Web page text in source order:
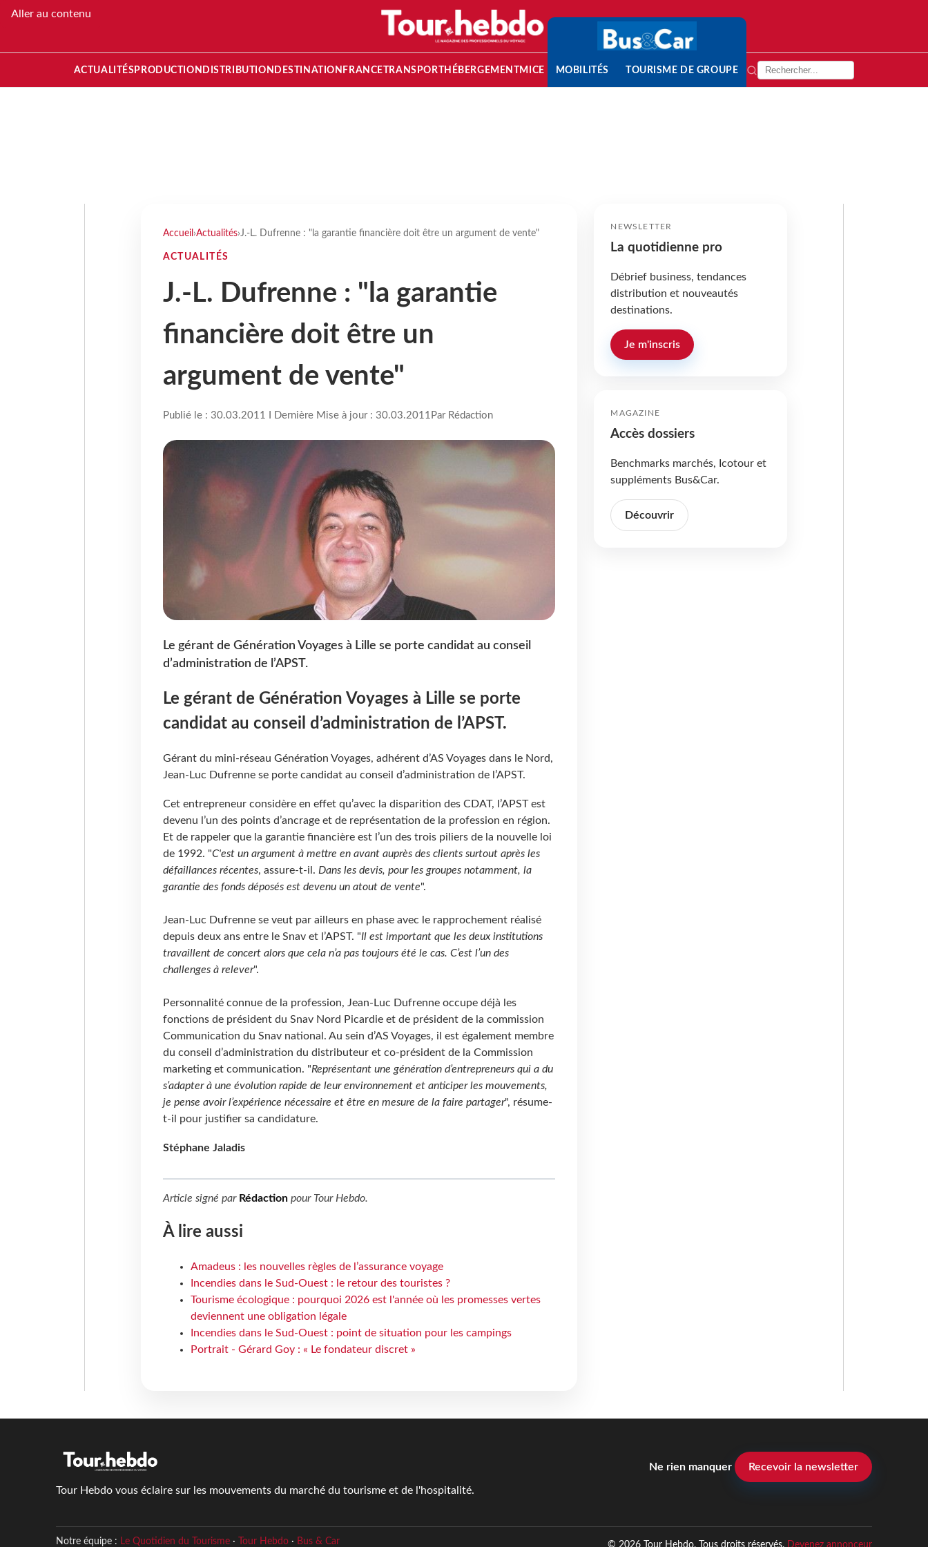
Aller au contenu
ACTUALITÉS PRODUCTION DISTRIBUTION DESTINATION FRANCETRANSPORT HÉBERGEMENTMICE MOBILITÉS TOURISME DE GROUPE
Accueil ›Actualités›J.-L. Dufrenne : "la garantie financière doit être un argument de vente"
ACTUALITÉS
J.-L. Dufrenne : "la garantie
financière doit être un
argument de vente"
Publié le : 30.03.2011 I Dernière Mise à jour : 30.03.2011 Par Rédaction
Le gérant de Génération Voyages à Lille se porte candidat au conseil
d’administration de l’APST.
Le gérant de Génération Voyages à Lille se porte
candidat au conseil d’administration de l’APST.
Gérant du mini-réseau Génération Voyages, adhérent d’AS Voyages dans le Nord,
Jean-Luc Dufrenne se porte candidat au conseil d’administration de l’APST.
Cet entrepreneur considère en effet qu’avec la disparition des CDAT, l’APST est
devenu l’un des points d’ancrage et de représentation de la profession en région.
Et de rappeler que la garantie financière est l’un des trois piliers de la nouvelle loi
de 1992. "C'est un argument à mettre en avant auprès des clients surtout après les
défaillances récentes, assure-t-il. Dans les devis, pour les groupes notamment, la
garantie des fonds déposés est devenu un atout de vente".
Jean-Luc Dufrenne se veut par ailleurs en phase avec le rapprochement réalisé
depuis deux ans entre le Snav et l’APST. "Il est important que les deux institutions
travaillent de concert alors que cela n’a pas toujours été le cas. C’est l’un des
challenges à relever".
Personnalité connue de la profession, Jean-Luc Dufrenne occupe déjà les
fonctions de président du Snav Nord Picardie et de président de la commission
Communication du Snav national. Au sein d’AS Voyages, il est également membre
du conseil d’administration du distributeur et co-président de la Commission
marketing et communication. "Représentant une génération d’entrepreneurs qui a du
s’adapter à une évolution rapide de leur environnement et anticiper les mouvements,
je pense avoir l’expérience nécessaire et être en mesure de la faire partager", résume-
t-il pour justifier sa candidature.
Stéphane Jaladis
Article signé par Rédactionpour Tour Hebdo.
À lire aussi
Amadeus : les nouvelles règles de l’assurance voyage
Incendies dans le Sud-Ouest : le retour des touristes ?
Tourisme écologique : pourquoi 2026 est l'année où les promesses vertes
deviennent une obligation légale
Incendies dans le Sud-Ouest : point de situation pour les campings
Portrait - Gérard Goy : « Le fondateur discret »
NEWSLETTER
La quotidienne pro
Débrief business, tendances
distribution et nouveautés
destinations.
Je m'inscris
MAGAZINE
Accès dossiers
Benchmarks marchés, Icotour et
suppléments Bus&Car.
Découvrir
Tour Hebdo vous éclaire sur les mouvements du marché du tourisme et de l'hospitalité.
Ne rien manquer Recevoir la newsletter
Notre équipe : Le Quotidien du Tourisme· Tour Hebdo· Bus & Car © 2026 Tour Hebdo. Tous droits réservés. Devenez annonceur